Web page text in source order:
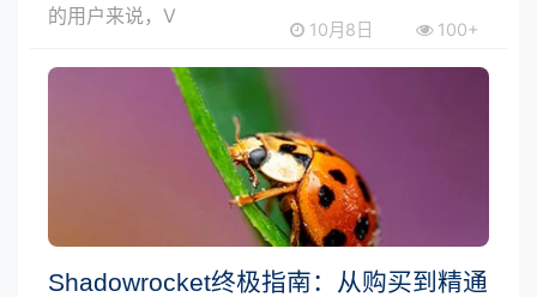
的用户来说，V
10月8日 100+
Shadowrocket终极指南：从购买到精通